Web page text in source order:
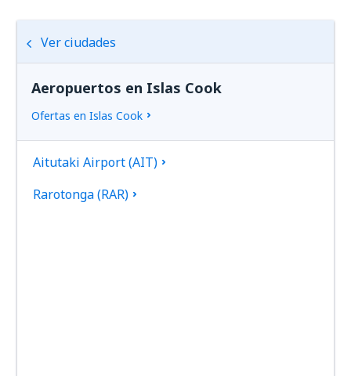
Ver ciudades
Aeropuertos en Islas Cook
Ofertas en Islas Cook
Aitutaki Airport (AIT)
Rarotonga (RAR)